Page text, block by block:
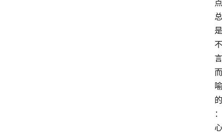
点
总
是
不
言
而
喻
的
：
心